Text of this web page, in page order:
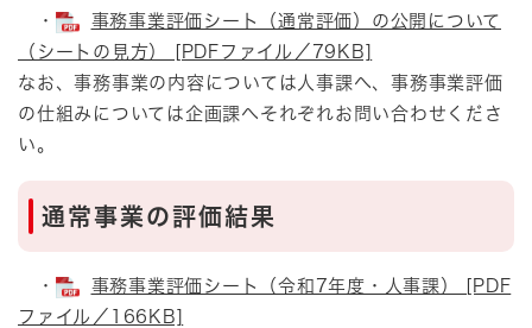
・
事務事業評価シート（通常評価）の公開について
（シートの見方） [PDFファイル／79KB]
なお、事務事業の内容については人事課へ、事務事業評価
の仕組みについては企画課へそれぞれお問い合わせくださ
い。
通常事業の評価結果
・
事務事業評価シート（令和7年度・人事課） [PDF
ファイル／166KB]